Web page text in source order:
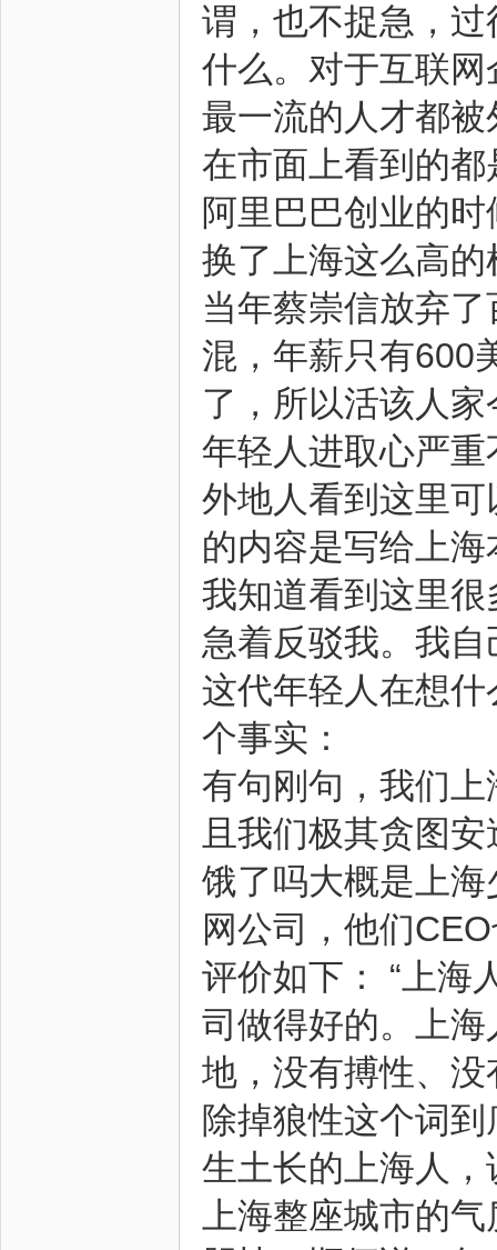
谓，也不捉急，
什么。对于互联
最一流的人才都
在市面上看到的
阿里巴巴创业的
换了上海这么高
当年蔡崇信放弃
混，年薪只有600
了，所以活该人
年轻人进取心严重
外地人看到这里
的内容是写给上
我知道看到这里
急着反驳我。我
这代年轻人在想
个事实：
有句刚句，我们
且我们极其贪图安
饿了吗大概是上
网公司，他们
评价如下： “上海
司做得好的。上
地，没有搏性、没
除掉狼性这个词
生土长的上海人
上海整座城市的